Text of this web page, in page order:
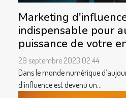
Marketing
indispensable pour
puissance de votre
29 septembre 2023 02:44
Dans le monde numérique
d’influence est devenu un...